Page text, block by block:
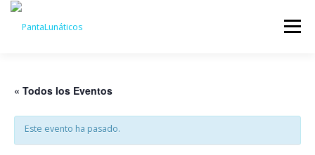
Saltar
contenido
Menú
RUTAS TEATRALIZADAS
« Todos los Eventos
Este evento ha pasado.